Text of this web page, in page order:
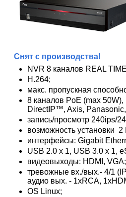
Снят с производства!
NVR 8 каналов REAL
H.264;
макс. пропускная
8 каналов PoE (max
DirectIP™, Axis,
запись/просмотр 240ips/
возможность установки 2
интерфейсы: Gigabit
USB 2.0 x 1, USB 3.0 x 1,
видеовыходы: HDMI, VGA;
тревожные вх./вых.- 4/1
аудио вых. - 1хRCA,
OS Linux;